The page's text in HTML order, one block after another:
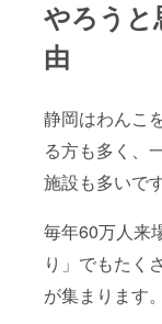
やろうと
由
静岡はわんこ
る方も多く、
施設も多いです
毎年60万人来
り」でもたく
が集まります。